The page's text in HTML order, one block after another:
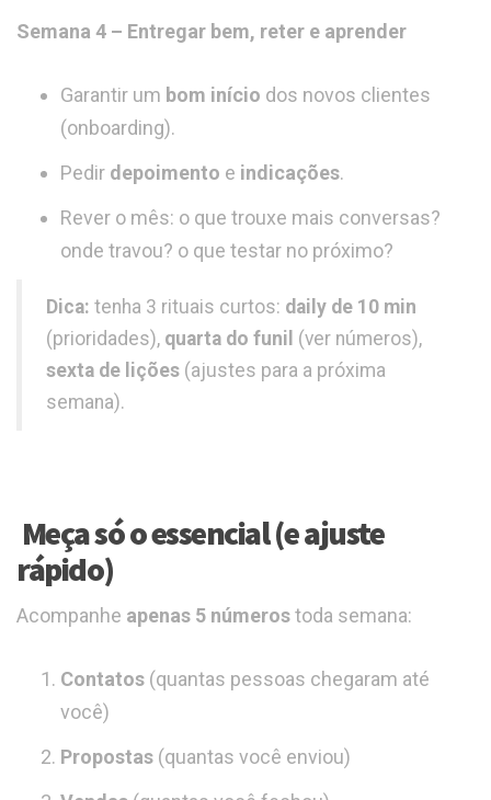
Semana 4 – Entregar bem, reter e aprender
Garantir um bom início dos novos clientes
(onboarding).
Pedir depoimento e indicações.
Rever o mês: o que trouxe mais conversas?
onde travou? o que testar no próximo?
Dica: tenha 3 rituais curtos: daily de 10 min
(prioridades), quarta do funil (ver números),
sexta de lições (ajustes para a próxima
semana).
Meça só o essencial (e ajuste
rápido)
Acompanhe apenas 5 númerostoda semana:
Contatos (quantas pessoas chegaram até
você)
Propostas (quantas você enviou)